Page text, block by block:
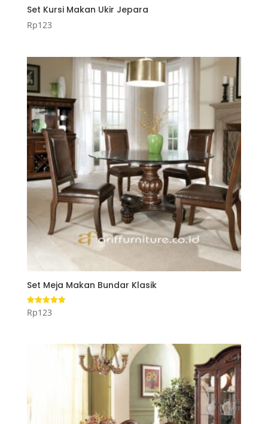
Set Kursi Makan Ukir Jepara
Rp123
Set Meja Makan Bundar Klasik
Dinilai
5.00
Rp123